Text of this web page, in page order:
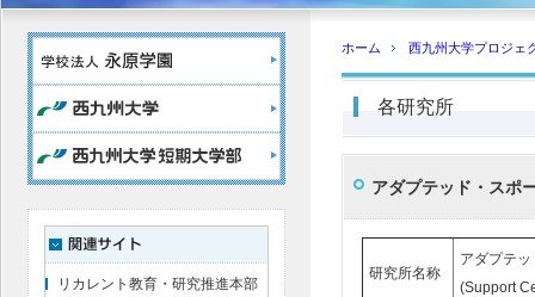
リカレント教育・研究推進本部
ホーム 西九州大学プロジェ
各研究所
アダプテッド・スポ
研究所名称
アダプテ
(Support